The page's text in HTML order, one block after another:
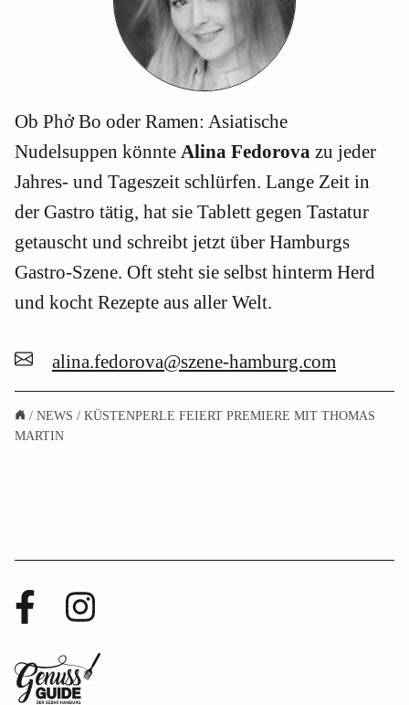
Ob Phở Bo oder Ramen: Asiatische
Nudelsuppen könnte Alina Fedorova zu jeder
Jahres- und Tageszeit schlürfen. Lange Zeit in
der Gastro tätig, hat sie Tablett gegen Tastatur
getauscht und schreibt jetzt über Hamburgs
Gastro-Szene. Oft steht sie selbst hinterm Herd
und kocht Rezepte aus aller Welt.
alina.fedorova@szene-hamburg.com
/ NEWS / KÜSTENPERLE FEIERT PREMIERE MIT THOMAS
MARTIN
Facebook
Profil
Instagram
Zurück
zur